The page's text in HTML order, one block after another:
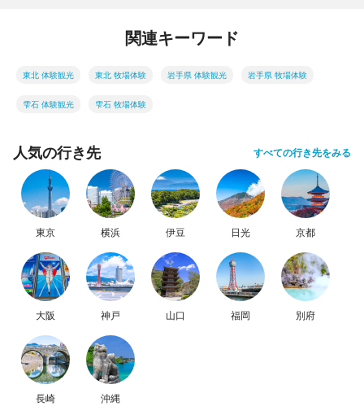
関連キーワード
東北 体験観光 東北 牧場体験 岩手県 体験観光 岩手県 牧場体験
雫石 体験観光 雫石 牧場体験
人気の行き先 すべての行き先をみる
東京 横浜 伊豆 日光 京都
大阪 神戸 山口 福岡 別府
長崎 沖縄